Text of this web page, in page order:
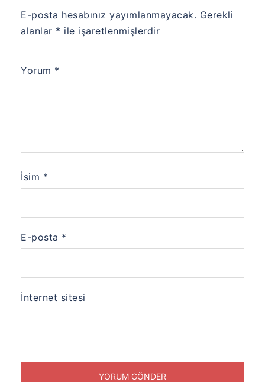
E-posta hesabınız yayımlanmayacak. Gerekli
alanlar * ile işaretlenmişlerdir
Yorum *
İsim *
E-posta *
İnternet sitesi